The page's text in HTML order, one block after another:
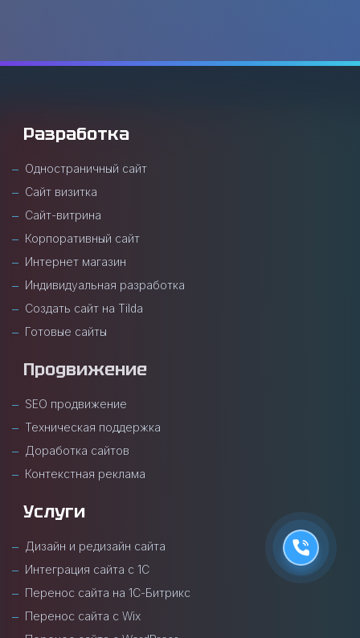
Разработка
Одностраничный сайт
Сайт визитка
Сайт-витрина
Корпоративный сайт
Интернет магазин
Индивидуальная разработка
Создать сайт на Tilda
Готовые сайты
Продвижение
SEO продвижение
Техническая поддержка
Доработка сайтов
Контекстная реклама
Услуги
Дизайн и редизайн сайта
Интеграция сайта с 1С
Перенос сайта на 1С-Битрикс
Перенос сайта с Wix